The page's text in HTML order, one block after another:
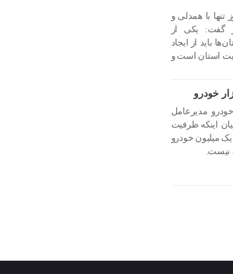
با همدلی و
گفت: یکی از
باید از ایجاد
استان است و
ظرفیت ترافیکی معابر ۳۵۰ هزار خودرو مدیرعامل
اینکه ظرفیت
بیش از یک میلیون خودرو
نیست.